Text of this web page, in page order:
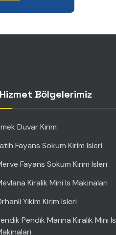
Hizmet Bölgelerimiz
Duvar Kirim
Fayans Sokum Kirim Isleri
Fayans Sokum Kirim Isleri
Kiralik Mini Is Makinalari
Yikim Kirim Isleri
Pendik Marina Kiralik Mini Is